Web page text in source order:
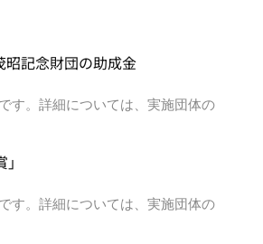
昭記念財団の助成金
す。詳細については、実施団体の
す。詳細については、実施団体の